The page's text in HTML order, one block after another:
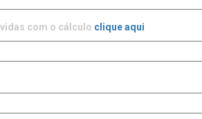
com o cálculo clique aqui